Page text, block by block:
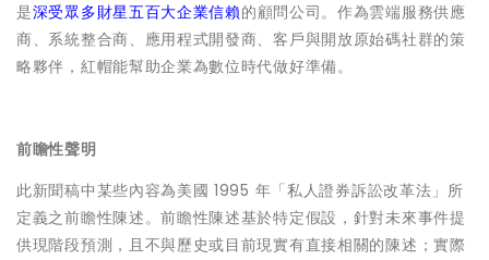
是深受眾多財星五百大企業信賴的顧問公司。作為雲端服務供應
商、系統整合商、應用程式開發商、客戶與開放原始碼社群的策
略夥伴，紅帽能幫助企業為數位時代做好準備。
前瞻性聲明
此新聞稿中某些內容為美國 1995 年「私人證券訴訟改革法」所
定義之前瞻性陳述。前瞻性陳述基於特定假設，針對未來事件提
供現階段預測，且不與歷史或目前現實有直接相關的陳述；實際